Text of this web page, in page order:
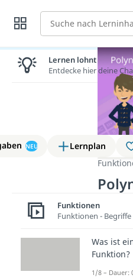
Suche
NEU Lernplan
zum
Lernen lohnt sich!
Entdecke hier deine
Funktionen
Funktionen - Begriffe
Was ist
Funktion?
1/8 – Dauer: